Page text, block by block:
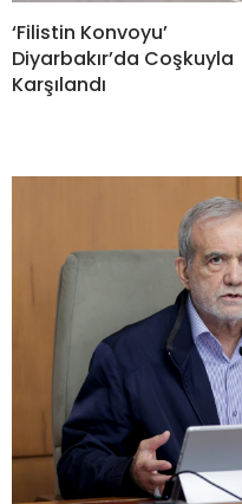
‘Filistin Konvoyu’
Diyarbakır’da Coşkuyla
Karşılandı